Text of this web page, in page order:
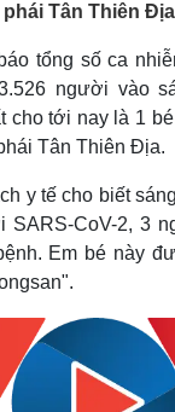
Tân Thiên
tổng số ca
người vào
cho tới nay là 1
Tân Thiên Địa.
y tế cho biết
CoV-2, 3
Em bé này